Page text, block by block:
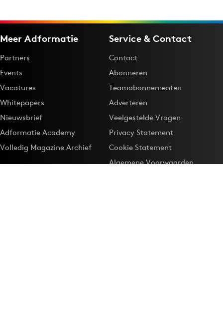
Meer Adformatie
Partners
Events
Vacatures
Whitepapers
Nieuwsbrief
Adformatie Academy
Volledig Magazine Archief
Service & Contact
Contact
Abonneren
Teamabonnementen
Adverteren
Veelgestelde Vragen
Privacy Statement
Cookie Statement
Algemene Voorwaarden